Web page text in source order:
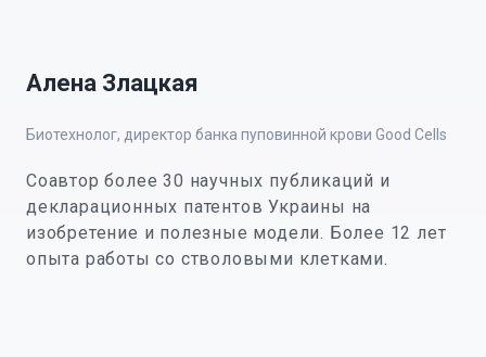
Алена Злацкая
Биотехнолог, директор банка пуповинной крови Good Cells
Соавтор более 30 научных публикаций и
декларационных патентов Украины на
изобретение и полезные модели. Более 12 лет
опыта работы со стволовыми клетками.